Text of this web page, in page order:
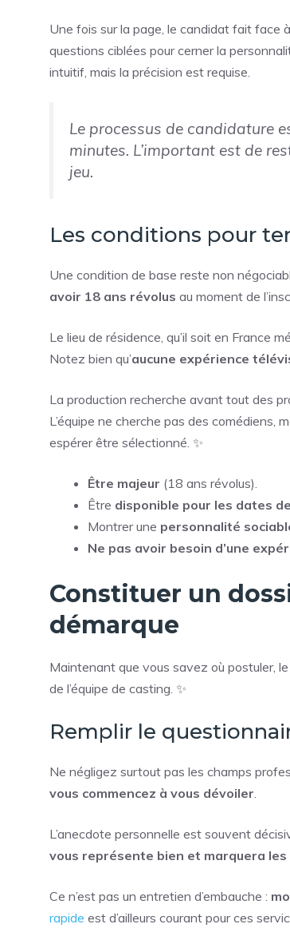
Une fois sur la page, le candidat fait face
questions ciblées pour cerner la
intuitif, mais la précision est requise.
Le processus de candidature
minutes. L’important est de
jeu.
Les conditions pour
Une condition de base reste non
avoir 18 ans révolus au moment de
Le lieu de résidence, qu’il soit en France
Notez bien qu’aucune expérience
La production recherche avant tout des
L’équipe ne cherche pas des comédiens,
espérer être sélectionné. ✨
Être majeur (18 ans révolus).
Être disponible pour les dates
Montrer une personnalité
Ne pas avoir besoin d’une
Constituer un
démarque
Maintenant que vous savez où postuler,
de l’équipe de casting. ✨
Remplir le
Ne négligez surtout pas les champs
vous commencez à vous dévoiler
L’anecdote personnelle est souvent
vous représente bien et marquera
Ce n’est pas un entretien d’embauche :
rapide est d’ailleurs courant pour ces